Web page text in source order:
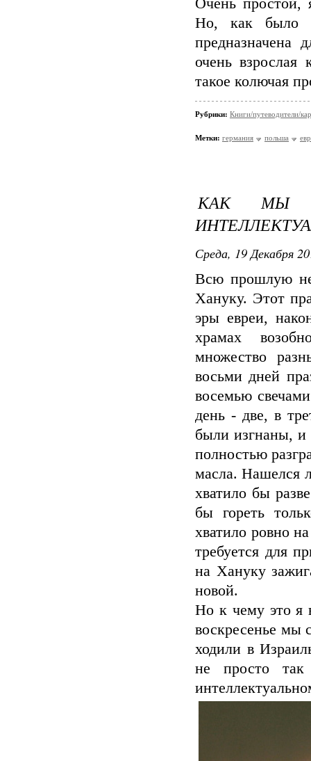
Очень простой,
Но, как было
предназначена
очень
такое колючая
Рубрики: Книги/путеводители/
Метки: германия польша
КАК МЫ
Среда, 19 Декабря
Всю прошлую
Хануку. Этот
эры евреи,
храмах
множество
восьми дней
восемью
день - две, в
были изгнаны, и
полностью
масла. Нашелся
хватило бы
бы гореть
хватило ровно
требуется для
на Хануку
новой.
Но к чему это я
воскресенье
ходили в
не просто